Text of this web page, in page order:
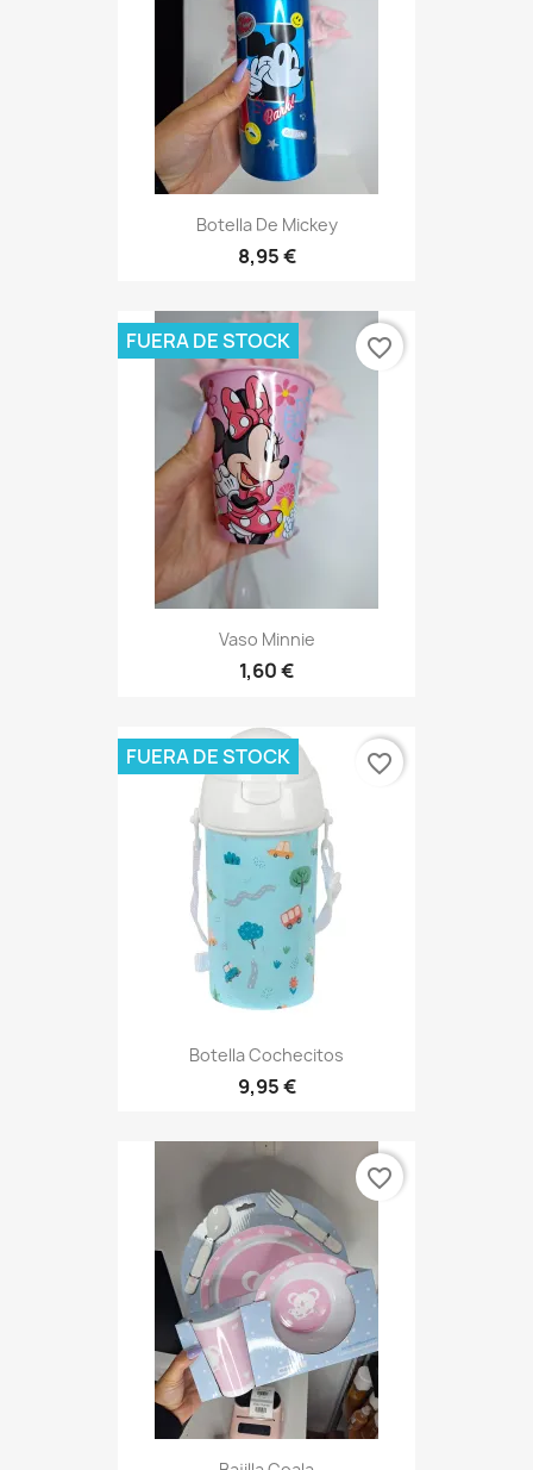
Botella De Mickey
8,95 €
Vaso Minnie
1,60 €
FUERA DE STOCK favorite_border
Botella Cochecitos
9,95 €
FUERA DE STOCK favorite_border
favorite_border